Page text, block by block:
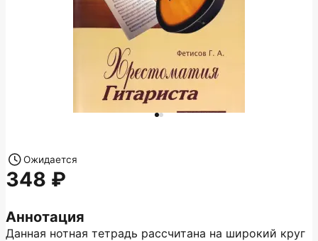
Аннотация
Данная нотная тетрадь рассчитана на широкий круг
Ожидается
348